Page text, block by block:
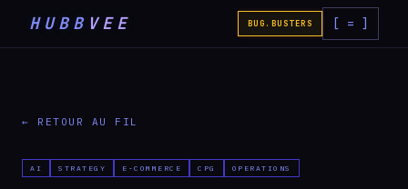
HUBB VEE BUG.BUSTERS [ = ]
← RETOUR AU FIL
AI STRATEGY E-COMMERCE CPG OPERATIONS